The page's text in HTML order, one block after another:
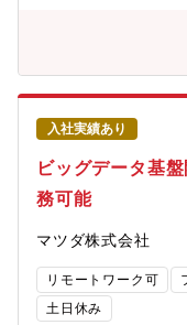
メモリ市場で揺るぎな
的ですが、当社ではIT
自社主導で進めていま
開発であるため、自分
がっていることを実感
やクラウド技術を自ら
あなた自身のキャリア
を動かし、技術で未来
【勤務地/働き方】■勤
チェーンなどにおいて
出し、ビジネス課題の
としております。また
催、大学などとの共同
境であり、最新の技術
ける環境です。【ポジ
務となるため身近にや
す。また研究とは異な
ザーとのコミュニケー
入社実績あり
ビッグデータ基
務可能
マツダ株式会社
リモートワーク可
土日休み